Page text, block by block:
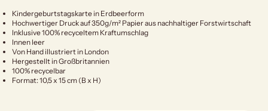
Kindergeburtstagskarte in Erdbeerform
Hochwertiger Druck auf 350g/m² Papier aus nachhaltiger Forstwirtschaft
Inklusive 100% recyceltem Kraftumschlag
Innen leer
Von Hand illustriert in London
Hergestellt in Großbritannien
100% recycelbar
Format: 10,5 x 15 cm (B x H)